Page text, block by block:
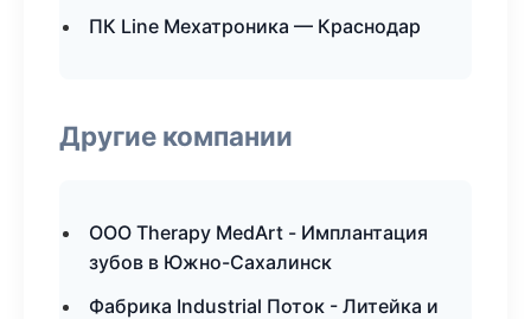
ПК Line Мехатроника — Краснодар
Другие компании
ООО Therapy MedArt - Имплантация
зубов в Южно-Сахалинск
Фабрика Industrial Поток - Литейка и